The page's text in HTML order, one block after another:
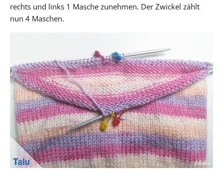
rechts und links 1 Masche zunehmen. Der Zwickel zählt
nun 4 Maschen.